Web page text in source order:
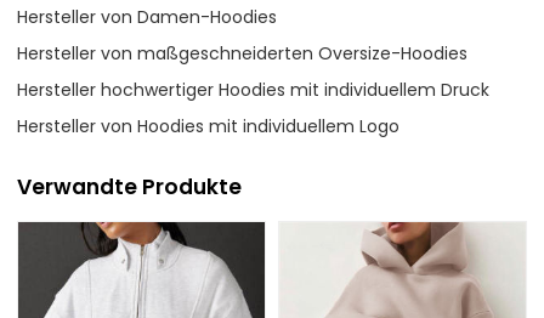
Hersteller von Damen-Hoodies
Hersteller von maßgeschneiderten Oversize-Hoodies
Hersteller hochwertiger Hoodies mit individuellem Druck
Hersteller von Hoodies mit individuellem Logo
Verwandte Produkte